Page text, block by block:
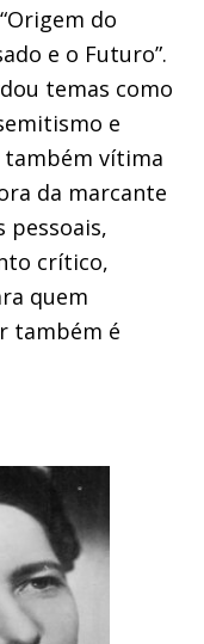
do
e o Futuro”.
temas como
e
vítima
da marcante
pessoais,
crítico,
quem
também é